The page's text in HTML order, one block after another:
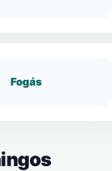
Fogás